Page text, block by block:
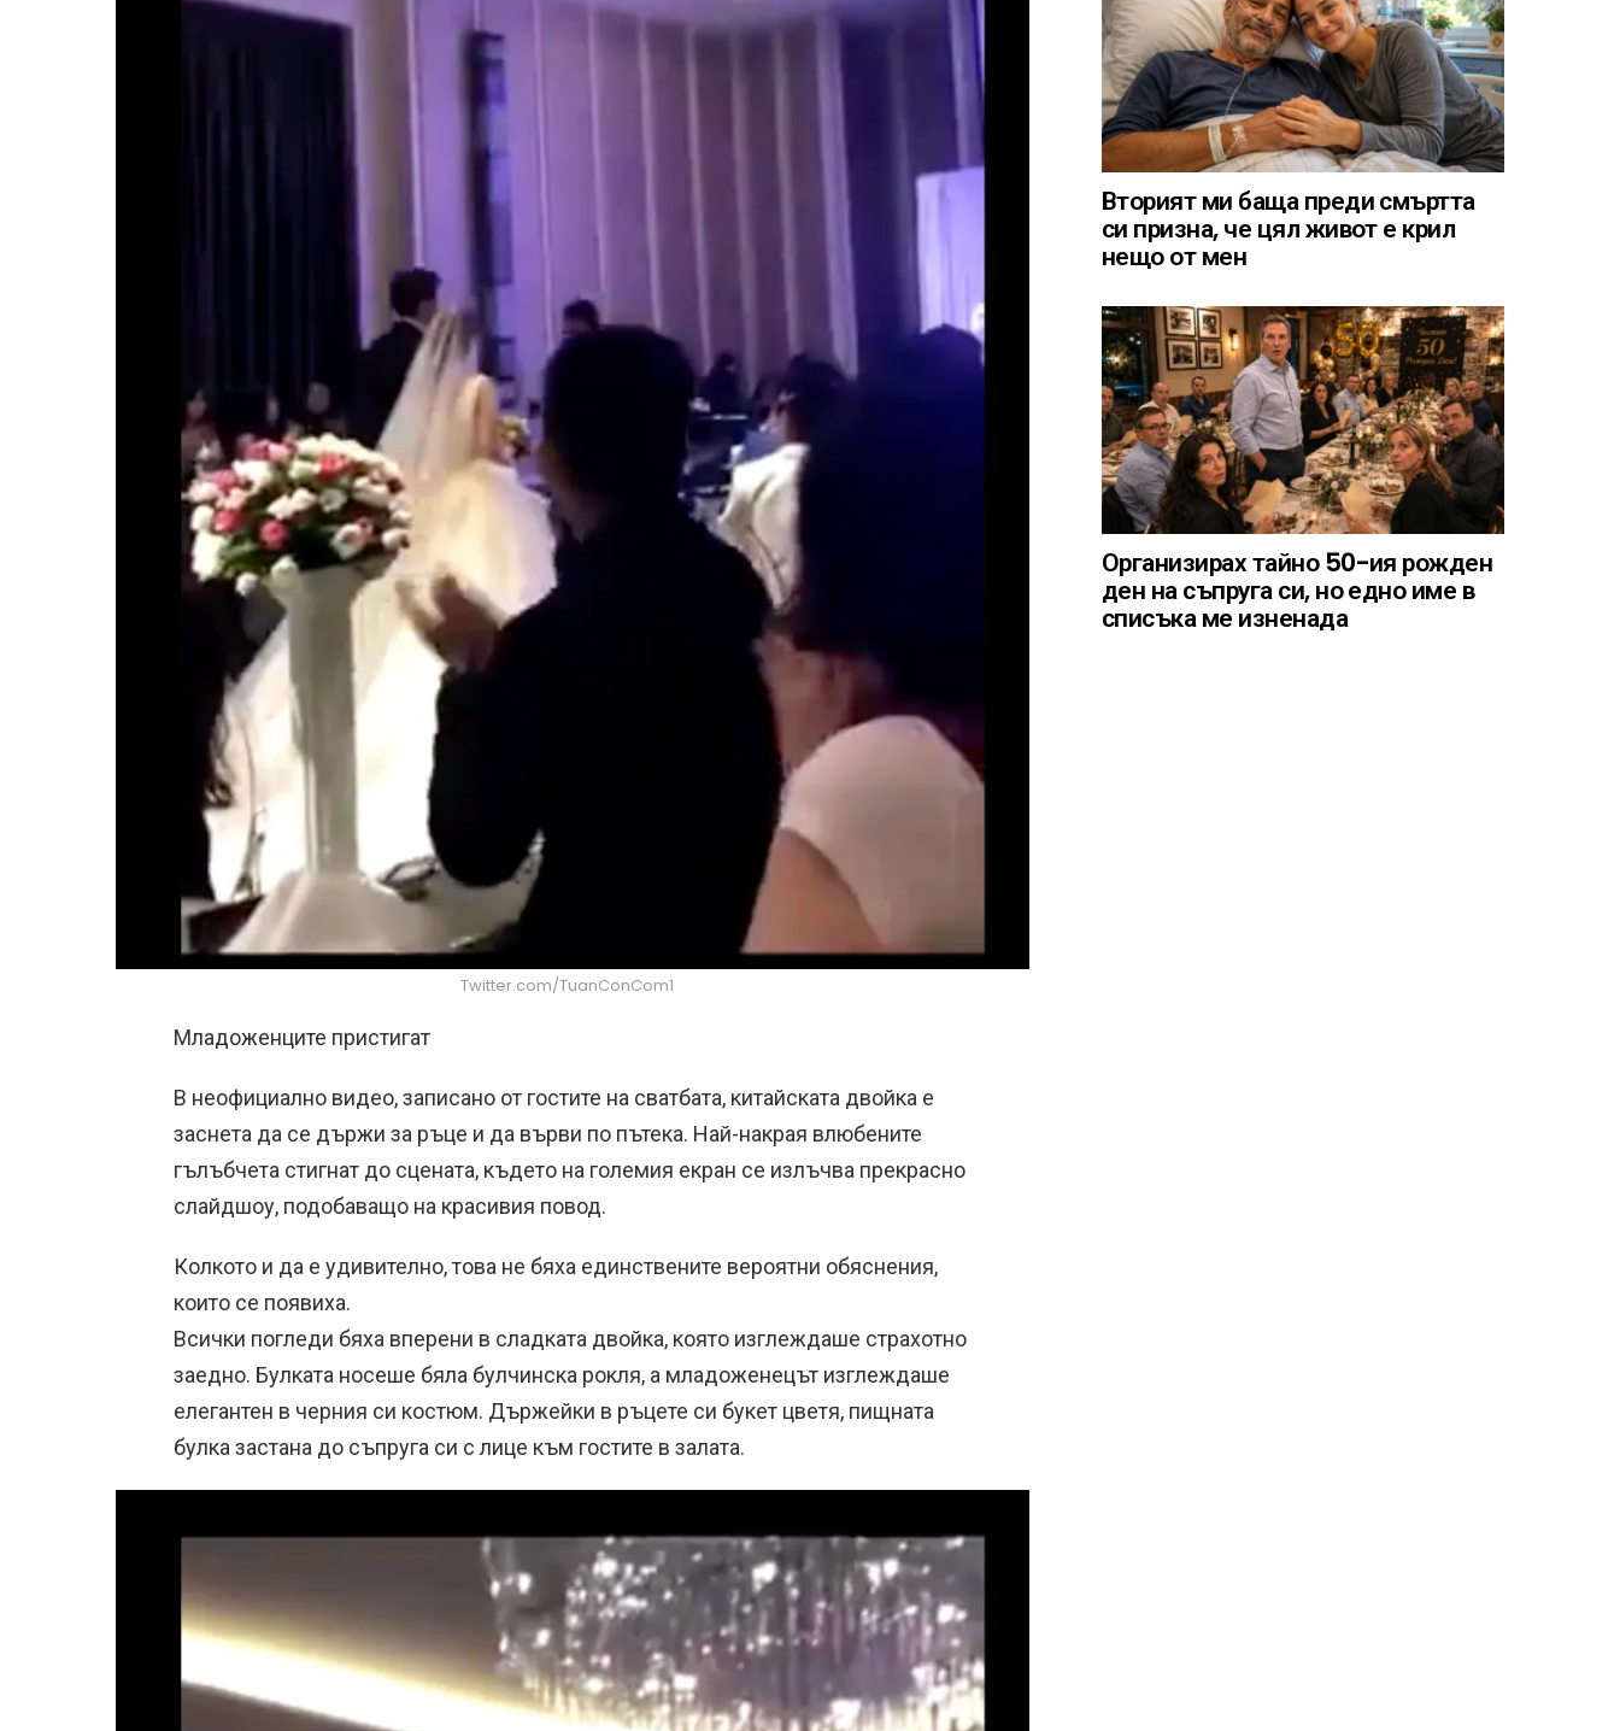
Twitter.com/TuanConCom1
Младоженците пристигат
В неофициално видео, записано от гостите на сватбата, китайската двойка е
заснета да се държи за ръце и да върви по пътека. Най-накрая влюбените
гълъбчета стигнат до сцената, където на големия екран се излъчва прекрасно
слайдшоу, подобаващо на красивия повод.
Колкото и да е удивително, това не бяха единствените вероятни обяснения,
които се появиха.
Всички погледи бяха вперени в сладката двойка, която изглеждаше страхотно
заедно. Булката носеше бяла булчинска рокля, а младоженецът изглеждаше
елегантен в черния си костюм. Държейки в ръцете си букет цветя, пищната
булка застана до съпруга си с лице към гостите в залата.
Вторият ми баща преди смъртта
си призна, че цял живот е крил
нещо от мен
Организирах тайно 50-ия рожден
ден на съпруга си, но едно име в
списъка ме изненада